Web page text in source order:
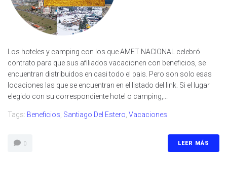
Los hoteles y camping con los que AMET NACIONAL celebró
contrato para que sus afiliados vacacionen con beneficios, se
encuentran distribuidos en casi todo el pais. Pero son solo esas
locaciones las que se encuentran en el listado del link. Si el lugar
elegido con su correspondiente hotel o camping,...
Tags: Beneficios Santiago Del Estero Vacaciones
0 LEER MÁS